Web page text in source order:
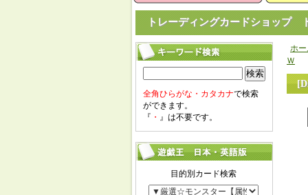
トレーディングカードショップ
検索
全角ひらがな・カタカナで検索
ができます。
『 ・ 』は不要です。
ホ
Ｗ